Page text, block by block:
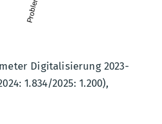
Digitalisierung 2023-
1.834/2025: 1.200),